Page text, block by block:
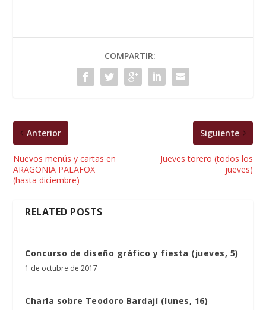
COMPARTIR:
Anterior
Nuevos menús y cartas en
ARAGONIA PALAFOX
(hasta diciembre)
Siguiente
Jueves torero (todos los
jueves)
RELATED POSTS
Concurso de diseño gráfico y fiesta (jueves, 5)
1 de octubre de 2017
Charla sobre Teodoro Bardají (lunes, 16)